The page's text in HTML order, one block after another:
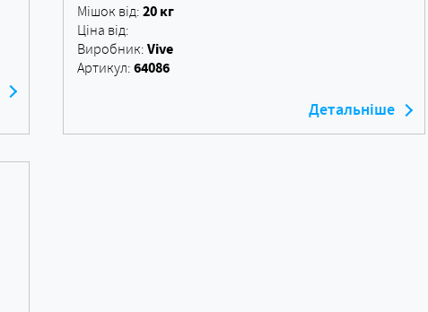
Мішок від:20 кг
Ціна від:
Виробник:Vive
Артикул:64086
Детальніше